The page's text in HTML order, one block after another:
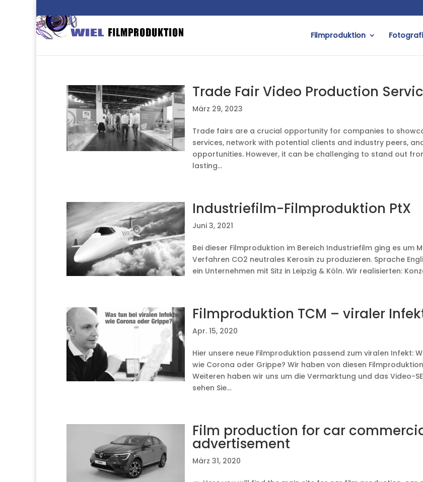
Filmproduktion
Trade Fair Video Production
März 29, 2023
Trade fairs are a crucial opportunity for companies to
services, network with potential clients and industry peers,
opportunities. However, it can be challenging to stand out
lasting...
Industriefilm-Filmproduktion PtX
Juni 3, 2021
Bei dieser Filmproduktion im Bereich Industriefilm ging es um
Verfahren CO2 neutrales Kerosin zu produzieren. Sprache
ein Unternehmen mit Sitz in Leipzig & Köln. Wir realisierten:
Filmproduktion TCM – viraler
Apr. 15, 2020
Hier unsere neue Filmproduktion passend zum viralen Infekt:
wie Corona oder Grippe? Wir haben von diesen
Weiteren haben wir uns um die Vermarktung und das Video-
sehen Sie...
Film production for car
advertisement
März 31, 2020